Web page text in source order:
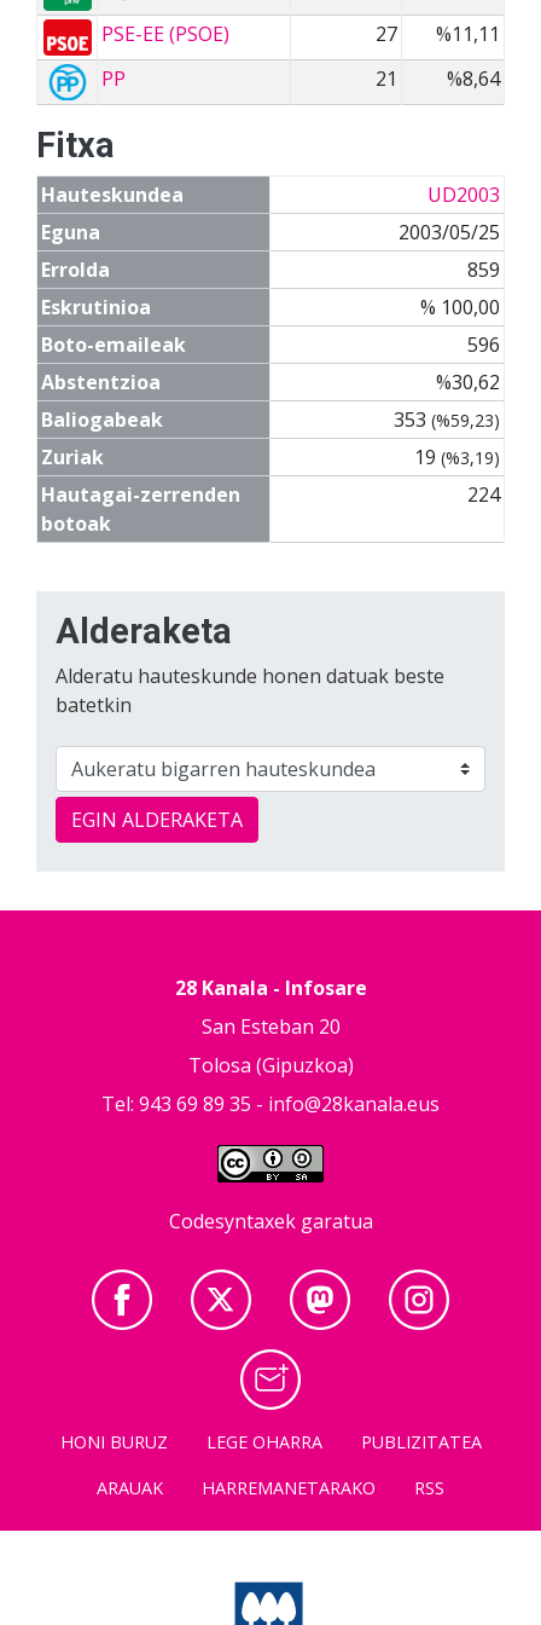
PSE-EE (PSOE)
27
%11,11
PP
21 %8,64
Fitxa
Hauteskundea
UD2003
Eguna
2003/05/25
Errolda
859
Eskrutinioa
% 100,00
Boto-emaileak
596
Abstentzioa
%30,62
Baliogabeak
353 (%59,23)
Zuriak 19 (%3,19)
Hautagai-zerrenden
botoak
224
Alderaketa
Alderatu hauteskunde honen datuak beste
batetkin
EGIN ALDERAKETA
28 Kanala - Infosare
San Esteban 20
Tolosa (Gipuzkoa)
Tel: 943 69 89 35 - info@28kanala.eus
Codesyntaxek garatua
HONI BURUZ LEGE OHARRA
PUBLIZITATEA
ARAUAK
HARREMANETARAKO RSS